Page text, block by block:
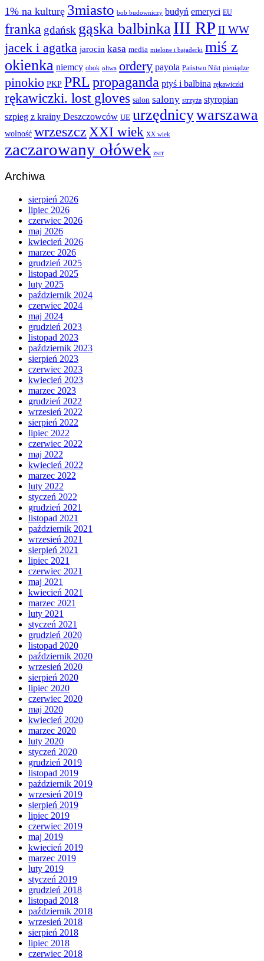
1% na kulturę 3miasto bob budowniczy budyń emeryci EU
franka gdańsk gąska balbinka III RP II WW
jacek i agatka jarocin kasa media mielone i bajaderki miś z
okienka niemcy obok oliwa ordery payola Państwo Nikt pieniądze
pinokio PKP PRLpropaganda ptyś i balbina rękawiczki
rękawiczki. lost gloves salon salony strzyża styropian
szpieg z krainy Deszczowców UE urzędnicywarszawa
wolność wrzeszcz XXI wiek XX wiek
zaczarowany ołówek zsrr
Archiwa
sierpień 2026
lipiec 2026
czerwiec 2026
maj 2026
kwiecień 2026
marzec 2026
grudzień 2025
listopad 2025
luty 2025
październik 2024
czerwiec 2024
maj 2024
grudzień 2023
listopad 2023
październik 2023
sierpień 2023
czerwiec 2023
kwiecień 2023
marzec 2023
grudzień 2022
wrzesień 2022
sierpień 2022
lipiec 2022
czerwiec 2022
maj 2022
kwiecień 2022
marzec 2022
luty 2022
styczeń 2022
grudzień 2021
listopad 2021
październik 2021
wrzesień 2021
sierpień 2021
lipiec 2021
czerwiec 2021
maj 2021
kwiecień 2021
marzec 2021
luty 2021
styczeń 2021
grudzień 2020
listopad 2020
październik 2020
wrzesień 2020
sierpień 2020
lipiec 2020
czerwiec 2020
maj 2020
kwiecień 2020
marzec 2020
luty 2020
styczeń 2020
grudzień 2019
listopad 2019
październik 2019
wrzesień 2019
sierpień 2019
lipiec 2019
czerwiec 2019
maj 2019
kwiecień 2019
marzec 2019
luty 2019
styczeń 2019
grudzień 2018
listopad 2018
październik 2018
wrzesień 2018
sierpień 2018
lipiec 2018
czerwiec 2018